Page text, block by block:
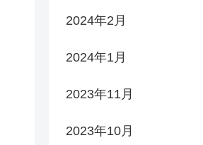
2024年2月
2024年1月
2023年11月
2023年10月